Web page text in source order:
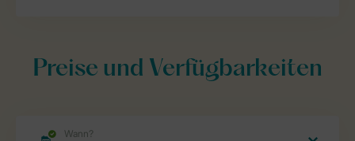
Preise und Verfügbarkeiten